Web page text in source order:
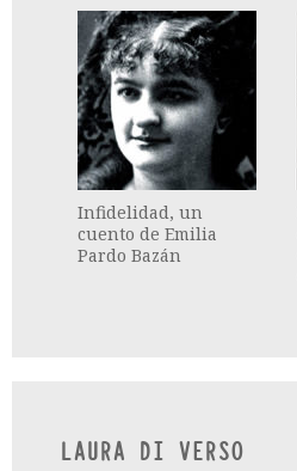
Infidelidad, un
cuento de Emilia
Pardo Bazán
LAURA DI VERSO